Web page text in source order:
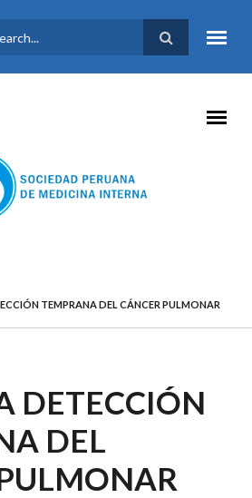
DE
TEMPRANA DEL CÁNCER PULMONAR
DETECCIÓN
DEL